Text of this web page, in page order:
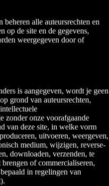
alle auteursrechten en
op de site en de gegevens,
weergegeven door of
is aangegeven, wordt je geen
grond van auteursrechten,
zonder onze voorafgaande
van deze site, in welke vorm
uitvoeren, weergeven,
medium, wijzigen, reverse-
downloaden, verzenden, te
of commercialiseren,
in regelingen van